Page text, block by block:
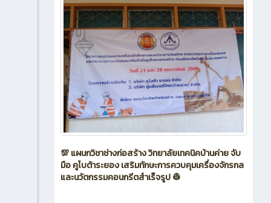
💯 แผนกวิชาช่างก่อสร้าง วิทยาลัยเทคนิคบ้านค่าย จับ
มือ คูโบต้าระยอง เสริมทักษะการควบคุมเครื่องจักรกล
และนวัตกรรมคอนกรีตสำเร็จรูป 👷